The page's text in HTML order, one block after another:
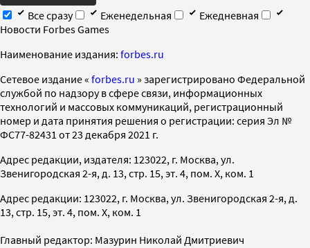
Все сразу
Еженедельная
Ежедневная
Новости Forbes Games
Наименование издания: forbes.ru
Cетевое издание « forbes.ru » зарегистрировано Федеральной
службой по надзору в сфере связи, информационных
технологий и массовых коммуникаций, регистрационный
номер и дата принятия решения о регистрации: серия Эл №
ФС77-82431 от 23 декабря 2021 г.
Адрес редакции, издателя: 123022, г. Москва, ул.
Звенигородская 2-я, д. 13, стр. 15, эт. 4, пом. X, ком. 1
Адрес редакции: 123022, г. Москва, ул. Звенигородская 2-я, д.
13, стр. 15, эт. 4, пом. X, ком. 1
Главный редактор: Мазурин Николай Дмитриевич